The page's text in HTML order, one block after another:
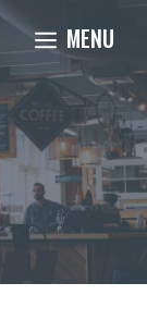
MENU